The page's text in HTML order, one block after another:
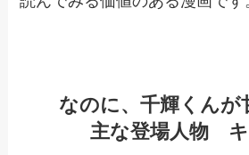
なのに、千輝くんが
主な登場人物 キ